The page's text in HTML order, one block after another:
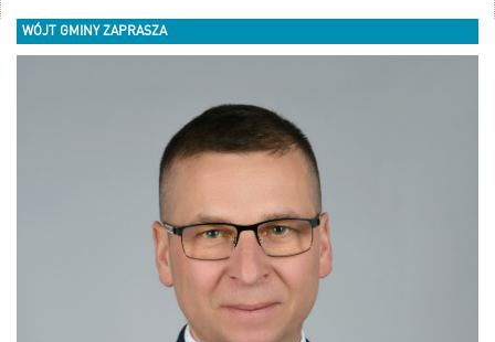
WÓJT GMINY ZAPRASZA